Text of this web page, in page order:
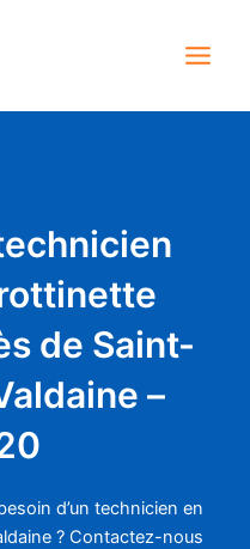
de Saint-
–
d’un technicien en
? Contactez-nous